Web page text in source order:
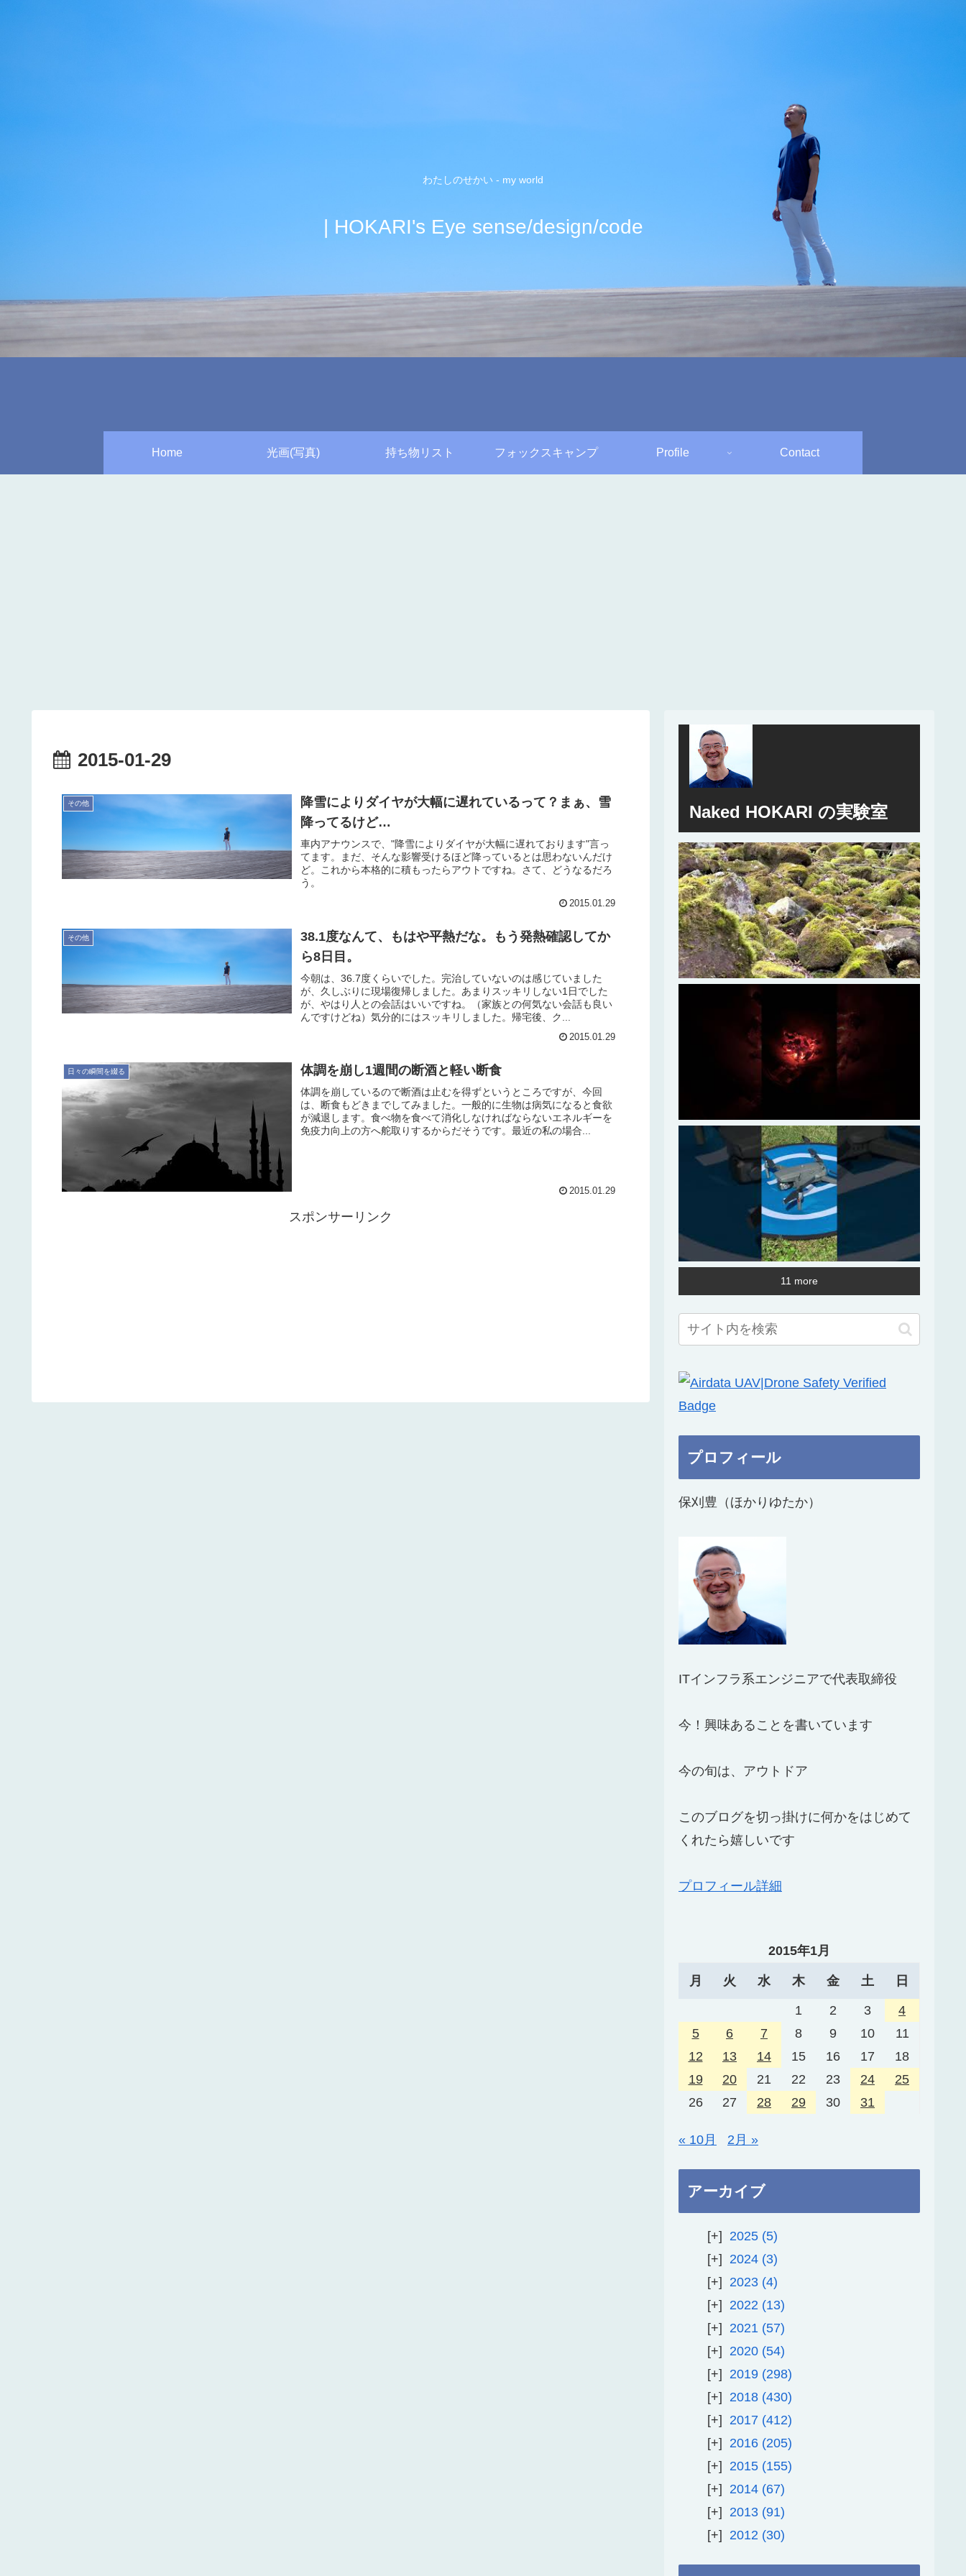
わたしのせかい - my world
| HOKARI's Eye sense/design/code
Home 光画(写真) 持ち物リスト フォックスキャンプ Profile Contact
2015-01-29
その他
降雪によりダイヤが大幅に遅れているって？まぁ、雪
降ってるけど…
車内アナウンスで、"降雪によりダイヤが大幅に遅れております"言っ
てます。まだ、そんな影響受けるほど降っているとは思わないんだけ
ど。これから本格的に積もったらアウトですね。さて、どうなるだろ
う。
2015.01.29
その他
38.1度なんて、もはや平熱だな。もう発熱確認してか
ら8日目。
今朝は、36.7度くらいでした。完治していないのは感じていました
が、久しぶりに現場復帰しました。あまりスッキリしない1日でした
が、やはり人との会話はいいですね。（家族との何気ない会話も良い
んですけどね）気分的にはスッキリしました。帰宅後、ク...
2015.01.29
日々の瞬間を綴る 体調を崩し1週間の断酒と軽い断食
体調を崩しているので断酒は止むを得ずというところですが、今回
は、断食もどきまでしてみました。一般的に生物は病気になると食欲
が減退します。食べ物を食べて消化しなければならないエネルギーを
免疫力向上の方へ舵取りするからだそうです。最近の私の場合...
2015.01.29
スポンサーリンク
Naked HOKARI の実験室
11 more
プロフィール
保刈豊（ほかりゆたか）
ITインフラ系エンジニアで代表取締役
今！興味あることを書いています
今の旬は、アウトドア
このブログを切っ掛けに何かをはじめて
くれたら嬉しいです
プロフィール詳細
2015年1月
月 火 水 木 金 土 日
1 2 3
4
5
6 7 8 9 10
11
12
13 14 15 16 17
18
19
20 21 22 23 24
25
26
27 28 29 30 31
« 10月 2月 »
アーカイブ
2025 5
2024 3
2023 4
2022
13
2021
57
2020 54
2019 298
2018 430
2017 412
2016 205
2015 155
2014 67
2013 91
2012
30